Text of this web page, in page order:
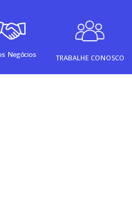
Negócios
TRABALHE CONOSCO